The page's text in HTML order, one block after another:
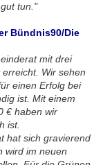
tun."
Bündnis90/Die
mit drei
Wir sehen
einen Erfolg bei
ist. Mit einem
€ haben wir
ist.
hat sich gravierend
wird im neuen